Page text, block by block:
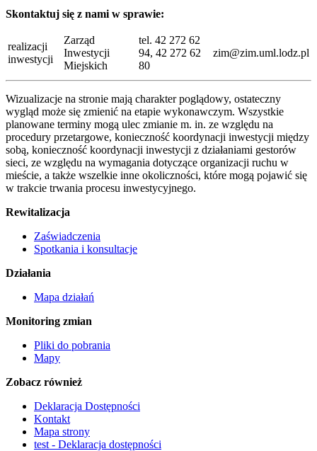
Skontaktuj się z nami w sprawie:
realizacji
inwestycji
Zarząd
Inwestycji
Miejskich
tel. 42 272 62
94, 42 272 62
80
zim@zim.uml.lodz.pl
Wizualizacje na stronie mają charakter poglądowy, ostateczny
wygląd może się zmienić na etapie wykonawczym. Wszystkie
planowane terminy mogą ulec zmianie m. in. ze względu na
procedury przetargowe, konieczność koordynacji inwestycji między
sobą, konieczność koordynacji inwestycji z działaniami gestorów
sieci, ze względu na wymagania dotyczące organizacji ruchu w
mieście, a także wszelkie inne okoliczności, które mogą pojawić się
w trakcie trwania procesu inwestycyjnego.
Rewitalizacja
Zaświadczenia
Spotkania i konsultacje
Działania
Mapa działań
Monitoring zmian
Pliki do pobrania
Mapy
Zobacz również
Deklaracja Dostępności
Kontakt
Mapa strony
test - Deklaracja dostępności